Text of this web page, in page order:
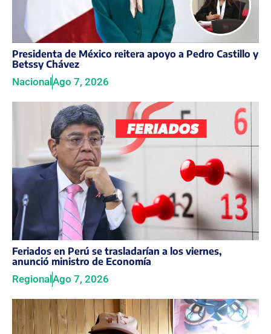
Presidenta de México reitera apoyo a Pedro Castillo y
Betssy Chávez
NacionalAgo 7, 2026
Feriados en Perú se trasladarían a los viernes,
anunció ministro de Economía
Regional Ago 7, 2026